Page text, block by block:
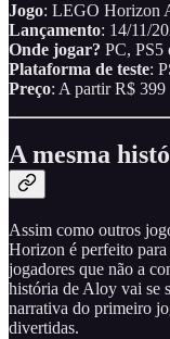
Jogo: LEGO Horizon
Lançamento: 14/11/
Onde jogar? PC, PS5
Plataforma de teste:
Preço: A partir R$ 399
A mesma
Assim como outros
Horizon é perfeito para
jogadores que não a
história de Aloy vai se
narrativa do primeiro
divertidas.